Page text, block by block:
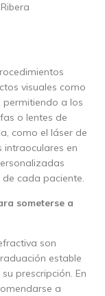
visuales como
a los
o lentes de
como el láser de
intraoculares en
cada paciente.
someterse a
son
estable
prescripción. En
a